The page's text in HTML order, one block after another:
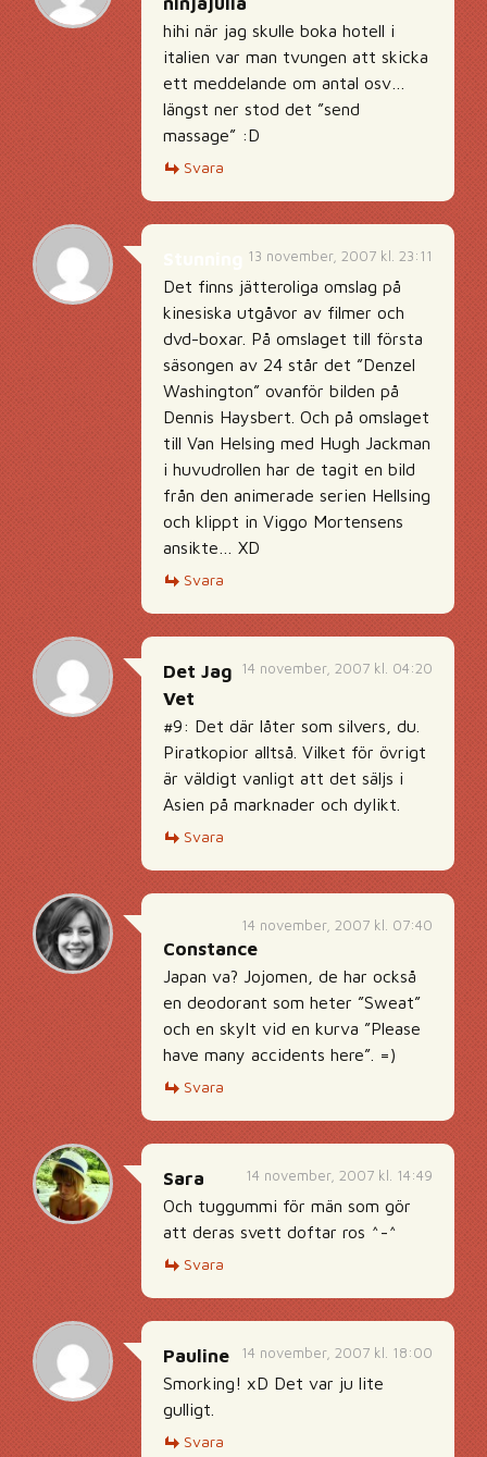
hihi när jag skulle boka hotell i
italien var man tvungen att skicka
ett meddelande om antal osv…
längst ner stod det ”send
massage” :D
Svara
13 november, 2007 kl. 23:11
Det finns jätteroliga omslag på
kinesiska utgåvor av filmer och
dvd-boxar. På omslaget till första
säsongen av 24 står det ”Denzel
Washington” ovanför bilden på
Dennis Haysbert. Och på omslaget
till Van Helsing med Hugh Jackman
i huvudrollen har de tagit en bild
från den animerade serien Hellsing
och klippt in Viggo Mortensens
ansikte… XD
Svara
14 november, 2007 kl. 04:20
Det Jag
Vet
#9: Det där låter som silvers, du.
Piratkopior alltså. Vilket för övrigt
är väldigt vanligt att det säljs i
Asien på marknader och dylikt.
Svara
14 november, 2007 kl. 07:40
Constance
Japan va? Jojomen, de har också
en deodorant som heter ”Sweat”
och en skylt vid en kurva ”Please
have many accidents here”. =)
Svara
14 november, 2007 kl. 14:49
Sara
Och tuggummi för män som gör
att deras svett doftar ros ^-^
Svara
14 november, 2007 kl. 18:00
Pauline
Smorking! xD Det var ju lite
gulligt.
Svara